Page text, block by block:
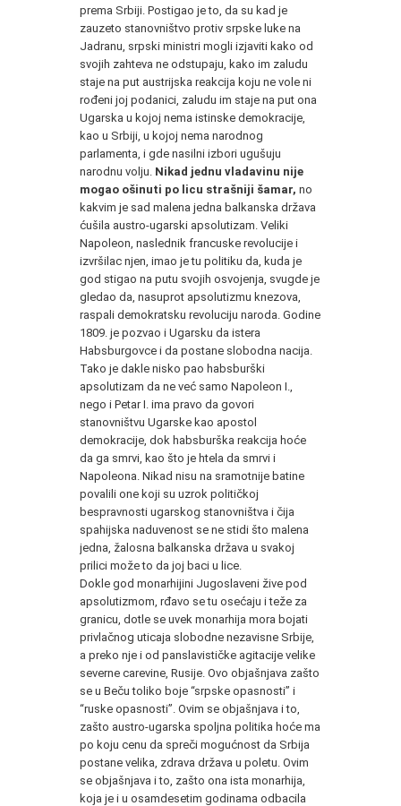
prema Srbiji. Postigao je to, da su kad je
zauzeto stanovništvo protiv srpske luke na
Jadranu, srpski ministri mogli izjaviti kako od
svojih zahteva ne odstupaju, kako im zaludu
staje na put austrijska reakcija koju ne vole ni
rođeni joj podanici, zaludu im staje na put ona
Ugarska u kojoj nema istinske demokracije,
kao u Srbiji, u kojoj nema narodnog
parlamenta, i gde nasilni izbori ugušuju
narodnu volju. Nikad jednu vladavinu nije
mogao ošinuti po licu strašniji šamar, no
kakvim je sad malena jedna balkanska država
ćušila austro-ugarski apsolutizam. Veliki
Napoleon, naslednik francuske revolucije i
izvršilac njen, imao je tu politiku da, kuda je
god stigao na putu svojih osvojenja, svugde je
gledao da, nasuprot apsolutizmu knezova,
raspali demokratsku revoluciju naroda. Godine
1809. je pozvao i Ugarsku da istera
Habsburgovce i da postane slobodna nacija.
Tako je dakle nisko pao habsburški
apsolutizam da ne već samo Napoleon I.,
nego i Petar I. ima pravo da govori
stanovništvu Ugarske kao apostol
demokracije, dok habsburška reakcija hoće
da ga smrvi, kao što je htela da smrvi i
Napoleona. Nikad nisu na sramotnije batine
povalili one koji su uzrok političkoj
bespravnosti ugarskog stanovništva i čija
spahijska naduvenost se ne stidi što malena
jedna, žalosna balkanska država u svakoj
prilici može to da joj baci u lice.
Dokle god monarhijini Jugoslaveni žive pod
apsolutizmom, rđavo se tu osećaju i teže za
granicu, dotle se uvek monarhija mora bojati
privlačnog uticaja slobodne nezavisne Srbije,
a preko nje i od panslavističke agitacije velike
severne carevine, Rusije. Ovo objašnjava zašto
se u Beču toliko boje “srpske opasnosti” i
“ruske opasnosti”. Ovim se objašnjava i to,
zašto austro-ugarska spoljna politika hoće ma
po koju cenu da spreči mogućnost da Srbija
postane velika, zdrava država u poletu. Ovim
se objašnjava i to, zašto ona ista monarhija,
koja je i u osamdesetim godinama odbacila